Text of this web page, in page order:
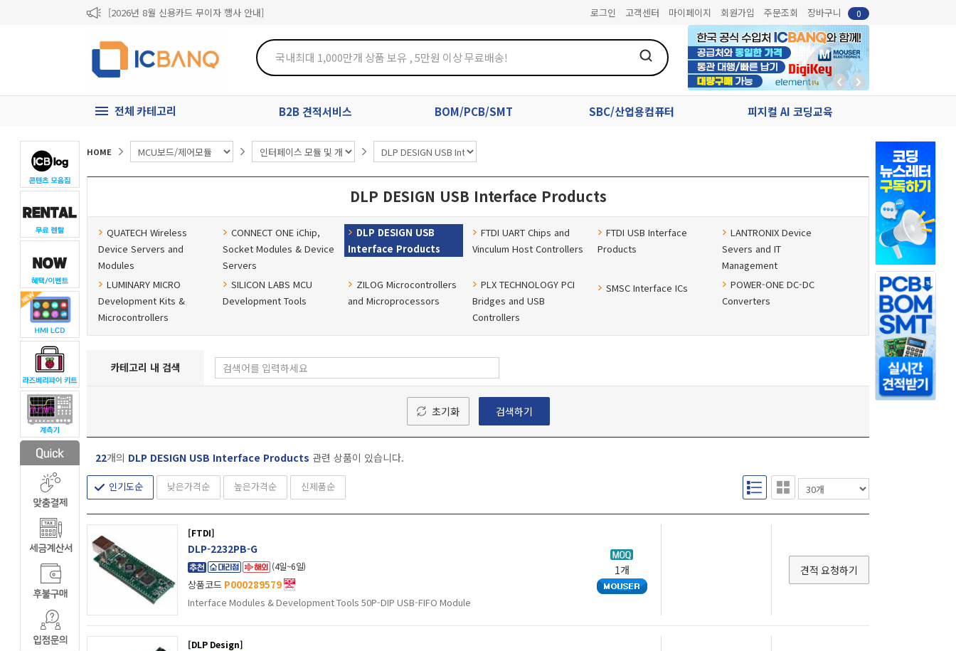
[2026년 8월 신용카드 무이자 행사 안내]
[마일리지 적립 및 사용 정책 개편 안내]
로그인 고객센터 마이페이지 회원가입 주문조회 장바구니 0
전체 카테고리 B2B 견적서비스 BOM/PCB/SMT SBC/산업용컴퓨터 피지컬 AI 코딩교육
HOME
DLP DESIGN USB Interface Products
QUATECH Wireless
Device Servers and
Modules
CONNECT ONE iChip,
Socket Modules & Device
Servers
DLP DESIGN USB
Interface Products
FTDI UART Chips and
Vinculum Host Controllers
FTDI USB Interface
Products
LANTRONIX Device
Severs and IT
Management
LUMINARY MICRO
Development Kits &
Microcontrollers
SILICON LABS MCU
Development Tools
ZILOG Microcontrollers
and Microprocessors
PLX TECHNOLOGY PCI
Bridges and USB
Controllers
SMSC Interface ICs
POWER-ONE DC-DC
Converters
카테고리 내 검색
초기화 검색하기
22개의 DLP DESIGN USB Interface Products 관련 상품이 있습니다.
인기도순 낮은가격순 높은가격순 신제품순
[FTDI]
DLP-2232PB-G
(4일~6일)
상품코드 P000289579
Interface Modules & Development Tools 50P-DIP USB-FIFO Module
1개 견적 요청하기
[DLP Design]